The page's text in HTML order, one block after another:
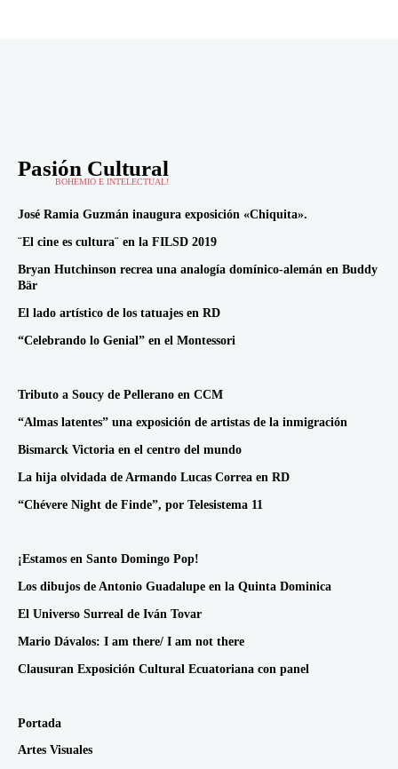
Pasión Cultural
BOHEMIO E INTELECTUAL!
José Ramia Guzmán inaugura exposición «Chiquita».
¨El cine es cultura¨ en la FILSD 2019
Bryan Hutchinson recrea una analogía domínico-alemán en Buddy
Bär
El lado artístico de los tatuajes en RD
“Celebrando lo Genial” en el Montessori
Tributo a Soucy de Pellerano en CCM
“Almas latentes” una exposición de artistas de la inmigración
Bismarck Victoria en el centro del mundo
La hija olvidada de Armando Lucas Correa en RD
“Chévere Night de Finde”, por Telesistema 11
¡Estamos en Santo Domingo Pop!
Los dibujos de Antonio Guadalupe en la Quinta Dominica
El Universo Surreal de Iván Tovar
Mario Dávalos: I am there/ I am not there
Clausuran Exposición Cultural Ecuatoriana con panel
Portada
Artes Visuales